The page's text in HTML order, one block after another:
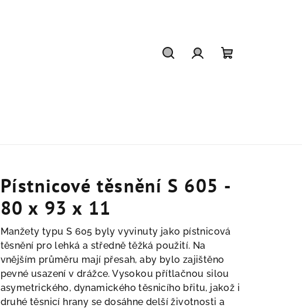
Pístnicové těsnění S 605 -
80 x 93 x 11
Manžety typu S 605 byly vyvinuty jako pístnicová
těsnění pro lehká a středně těžká použití. Na
vnějším průměru mají přesah, aby bylo zajištěno
pevné usazení v drážce. Vysokou přítlačnou silou
asymetrického, dynamického těsnicího břitu, jakož i
druhé těsnicí hrany se dosáhne delší životnosti a